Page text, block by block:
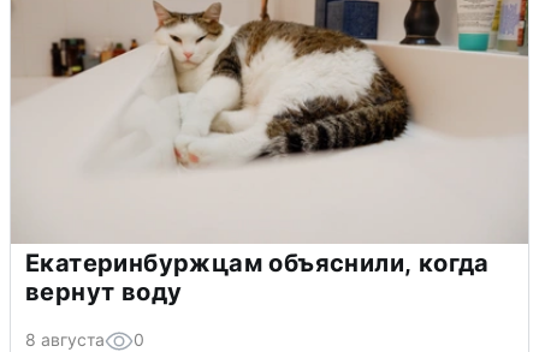
Екатеринбуржцам объяснили, когда
вернут воду
8 августа 0